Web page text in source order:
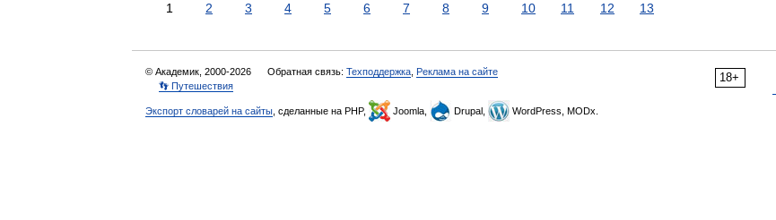
1 2 3 4 5 6 7 8 9 10 11 12 13
18+
© Академик, 2000-2026 Обратная связь: Техподдержка Реклама на сайте
👣 Путешествия
Экспорт словарей на сайты , сделанные на PHP, Joomla, Drupal, WordPress, MODx.